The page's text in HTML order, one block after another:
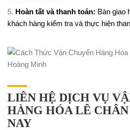
Hoàn tất và thanh toán: Bàn giao
khách hàng kiểm tra và thực hiện
LIÊN HỆ DỊCH VỤ
HÀNG HÓA LÊ
NAY